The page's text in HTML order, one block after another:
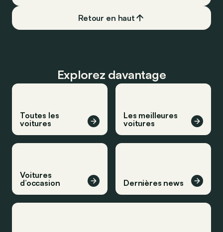
Retour en haut
Explorez davantage
Toutes les
voitures
Les meilleures
voitures
Voitures
d’occasion
Dernières news